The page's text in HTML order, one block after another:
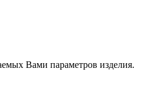
Вами параметров изделия.